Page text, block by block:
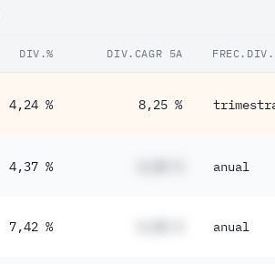
DIV.% DIV.CAGR 5A FREC.DIV.
4,24 % 8,25 %
4,37 % anual
7,42 % anual